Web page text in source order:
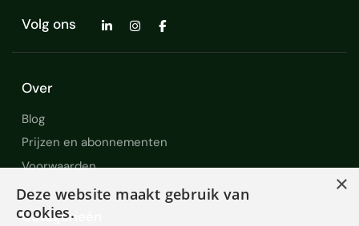
Volg ons
Over
Blog
Prijzen en abonnementen
Voorwaarden
Categorieën
×
Deze website maakt gebruik van
cookies.